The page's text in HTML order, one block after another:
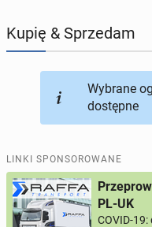
KUPIĘ & SPRZEDAM
Kupię & Sprzedam
Wybrane
dostępne
LINKI SPONSOROWANE
PL-UK
COVID-